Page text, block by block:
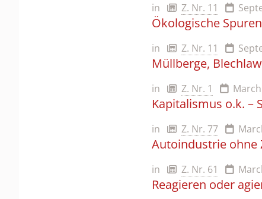
in Z. Nr. 11
Ökologische
in Z. Nr. 11
Müllberge,
in Z. Nr. 1
Kapitalismus o.k. –
in Z. Nr. 77
Autoindustrie ohne
in Z. Nr. 61
Reagieren oder